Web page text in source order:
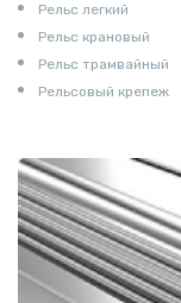
Рельс легкий
Рельс крановый
Рельс трамвайный
Рельсовый крепеж